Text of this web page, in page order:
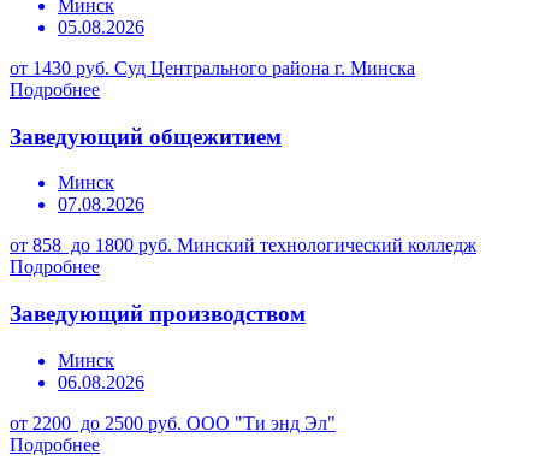
Минск
05.08.2026
от 1430 руб. Суд Центрального района г. Минска
Подробнее
Заведующий общежитием
Минск
07.08.2026
от 858 до 1800 руб. Минский технологический колледж
Подробнее
Заведующий производством
Минск
06.08.2026
от 2200 до 2500 руб. ООО "Ти энд Эл"
Подробнее